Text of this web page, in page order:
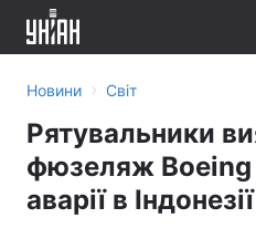
Новини › Світ
Рятувальники
фюзеляж Boeing
аварії в Індонезії